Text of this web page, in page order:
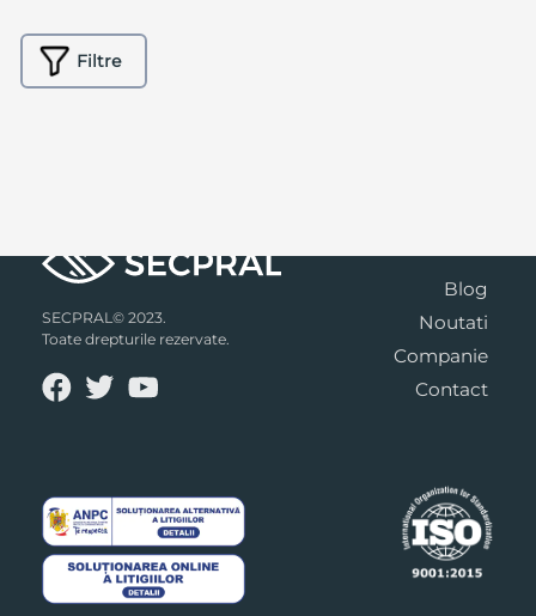
Filtre
SECPRAL© 2023.
Toate drepturile rezervate.
Blog
Noutati
Companie
Contact